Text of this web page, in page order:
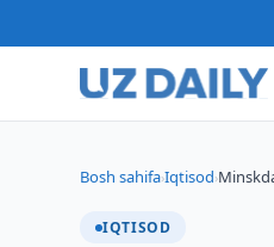
Bosh sahifa›Iqtisod›
IQTISOD